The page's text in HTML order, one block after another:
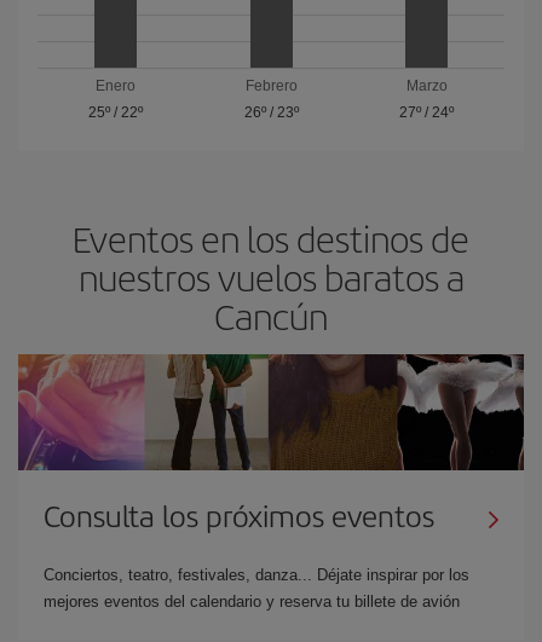
Enero
25º/ 22º
Febrero
26º/ 23º
Marzo
27º /24º
Eventos en los destinos de
nuestros vuelos baratos a
Cancún
Consulta los próximos eventos
Conciertos, teatro, festivales, danza... Déjate inspirar por los
mejores eventos del calendario y reserva tu billete de avión